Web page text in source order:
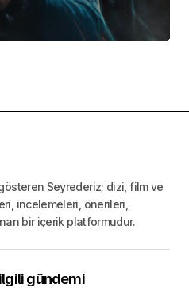
Seyrederiz; dizi, film ve
incelemeleri, önerileri,
bir içerik platformudur.
gündemi